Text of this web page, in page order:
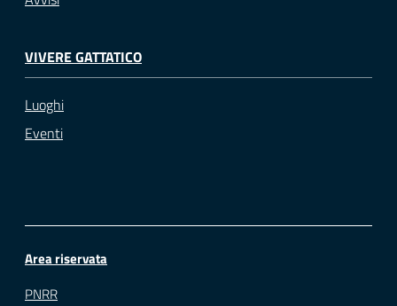
VIVERE GATTATICO
Luoghi
Eventi
Area riservata
PNRR